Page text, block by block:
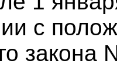
с
закона